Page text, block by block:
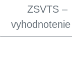
ZSVTS –
vyhodnotenie